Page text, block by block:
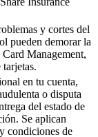
y cortes del
pueden demorar la
Management,
en tu cuenta,
o disputa
del estado de
Se aplican
condiciones de